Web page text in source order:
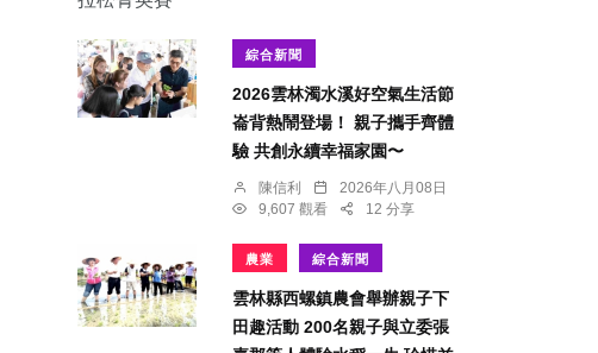
綜合新聞
2026雲林濁水溪好空氣生活節
崙背熱鬧登場！ 親子攜手齊體
驗 共創永續幸福家園〜
陳信利
2026年八月08日
9,607 觀看
12 分享
農業 綜合新聞
雲林縣西螺鎮農會舉辦親子下
田趣活動 200名親子與立委張